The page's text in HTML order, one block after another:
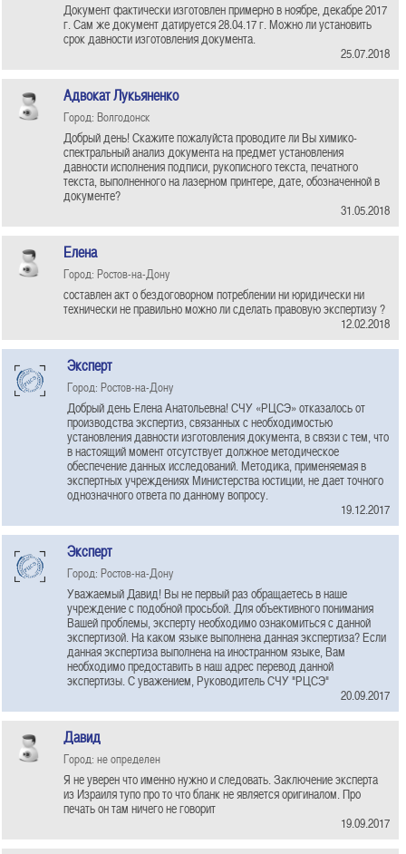
Документ фактически изготовлен примерно в ноябре, декабре 2017
г. Сам же документ датируется 28.04.17 г. Можно ли установить
срок давности изготовления документа.
25.07.2018
Адвокат Лукьяненко
Город: Волгодонск
Добрый день! Скажите пожалуйста проводите ли Вы химико-
спектральный анализ документа на предмет установления
давности исполнения подписи, рукописного текста, печатного
текста, выполненного на лазерном принтере, дате, обозначенной в
документе?
31.05.2018
Елена
Город: Ростов-на-Дону
составлен акт о бездоговорном потреблении ни юридически ни
технически не правильно можно ли сделать правовую экспертизу ?
12.02.2018
Эксперт
Город: Ростов-на-Дону
Добрый день Елена Анатольевна! СЧУ «РЦСЭ» отказалось от
производства экспертиз, связанных с необходимостью
установления давности изготовления документа, в связи с тем, что
в настоящий момент отсутствует должное методическое
обеспечение данных исследований. Методика, применяемая в
экспертных учреждениях Министерства юстиции, не дает точного
однозначного ответа по данному вопросу.
19.12.2017
Эксперт
Город: Ростов-на-Дону
Уважаемый Давид! Вы не первый раз обращаетесь в наше
учреждение с подобной просьбой. Для объективного понимания
Вашей проблемы, эксперту необходимо ознакомиться с данной
экспертизой. На каком языке выполнена данная экспертиза? Если
данная экспертиза выполнена на иностранном языке, Вам
необходимо предоставить в наш адрес перевод данной
экспертизы. С уважением, Руководитель СЧУ "РЦСЭ"
20.09.2017
Давид
Город: не определен
Я не уверен что именно нужно и следовать. Заключение эксперта
из Израиля тупо про то что бланк не является оригиналом. Про
печать он там ничего не говорит
19.09.2017